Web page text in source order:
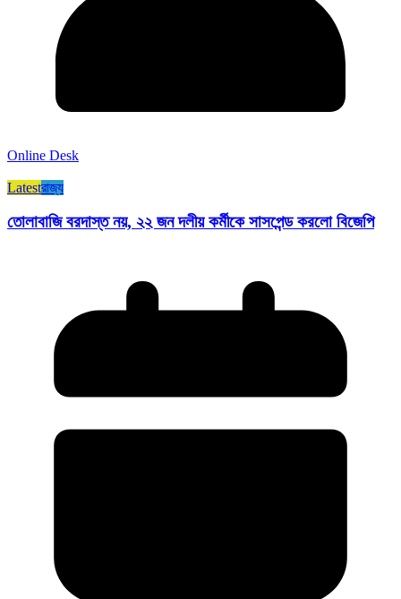
Online Desk
Latestরাজ্য​
তোলাবাজি বরদাস্ত নয়, ২২ জন দলীয় কর্মীকে সাসপেন্ড করলো বিজেপি